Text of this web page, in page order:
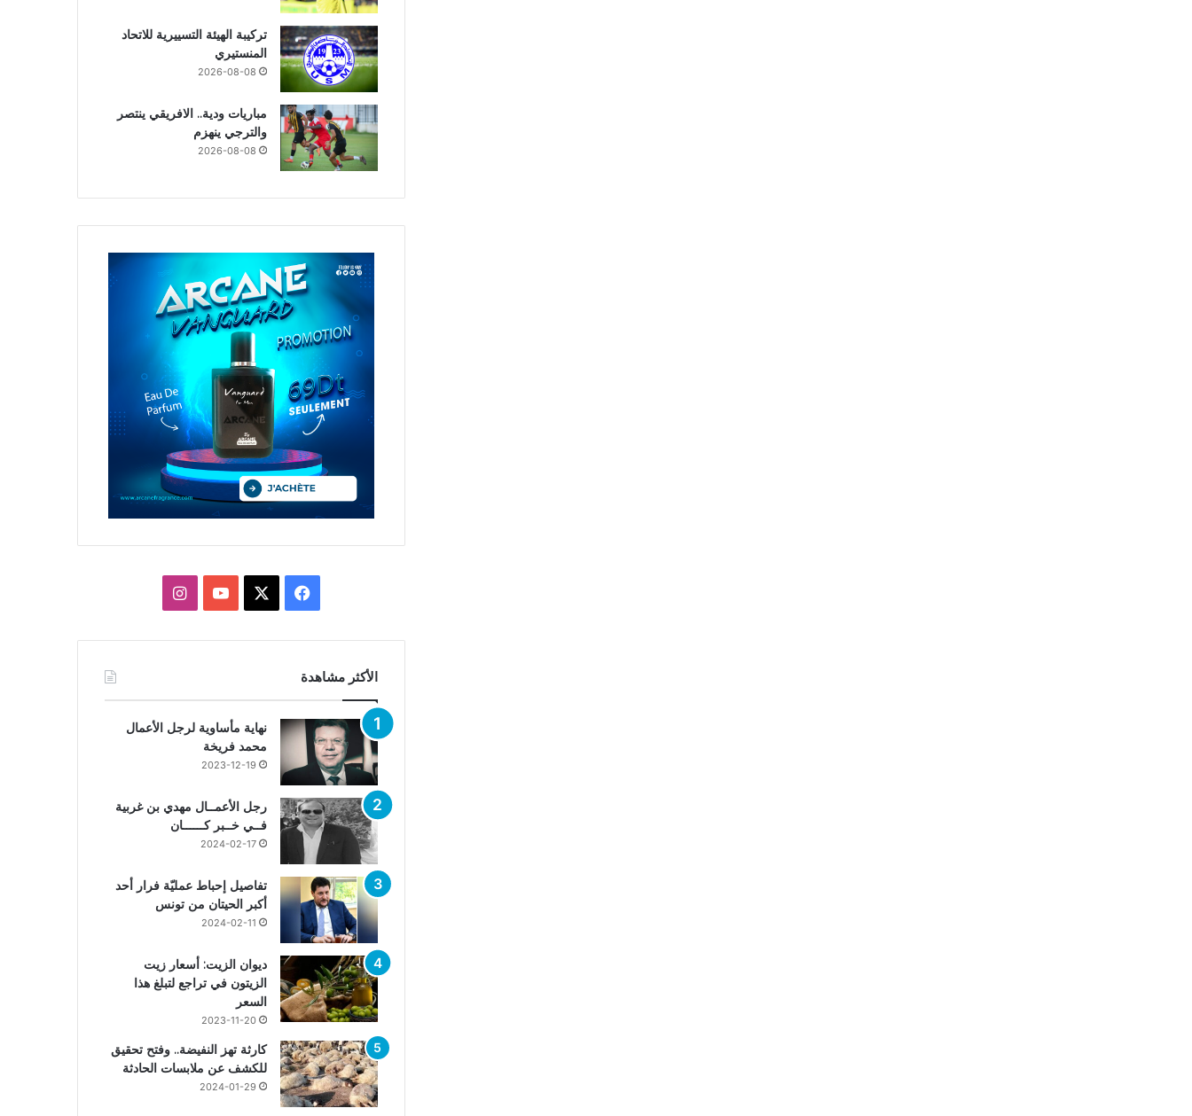
تركيبة الهيئة التسييرية للاتحاد
المنستيري
2026-08-08
مباريات ودية.. الافريقي ينتصر
والترجي ينهزم
2026-08-08
فيسبوك يوتيوبانستقرام
الأكثر مشاهدة
نهاية مأساوية لرجل الأعمال
محمد فريخة
2023-12-19
رجل الأعمــال مهدي بن غربية
فــي خــبر كــــــان
2024-02-17
تفاصيل إحباط عمليّة فرار أحد
أكبر الحيتان من تونس
2024-02-11
ديوان الزيت: أسعار زيت
الزيتون في تراجع لتبلغ هذا
السعر
2023-11-20
كارثة تهز النفيضة.. وفتح تحقيق
للكشف عن ملابسات الحادثة
2024-01-29